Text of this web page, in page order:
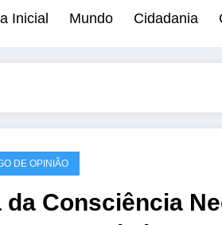
Inicial Mundo Cidadania
DE OPINIÃO
da Consciência